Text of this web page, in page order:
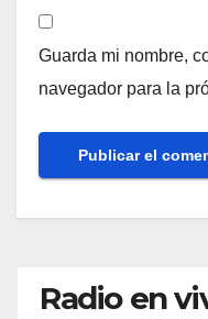
Guarda mi nombre,
navegador para la
Radio en